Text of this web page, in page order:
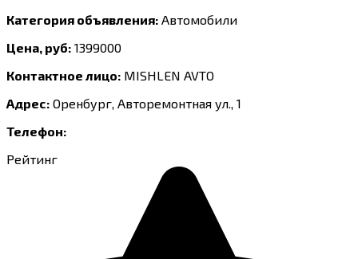
Категория объявления: Автомобили
Цена, руб: 1399000
Контактное лицо: MISHLEN AVTO
Адрес: Оренбург, Авторемонтная ул., 1
Телефон:
Рейтинг